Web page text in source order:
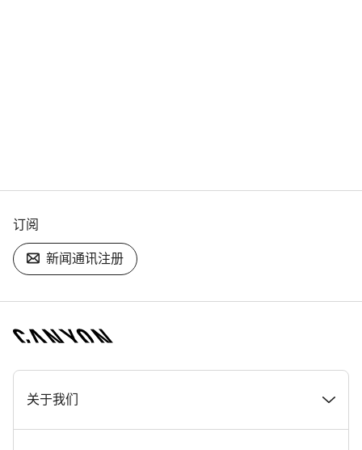
订阅
新闻通讯注册
[footer.linksList.title]
关于我们